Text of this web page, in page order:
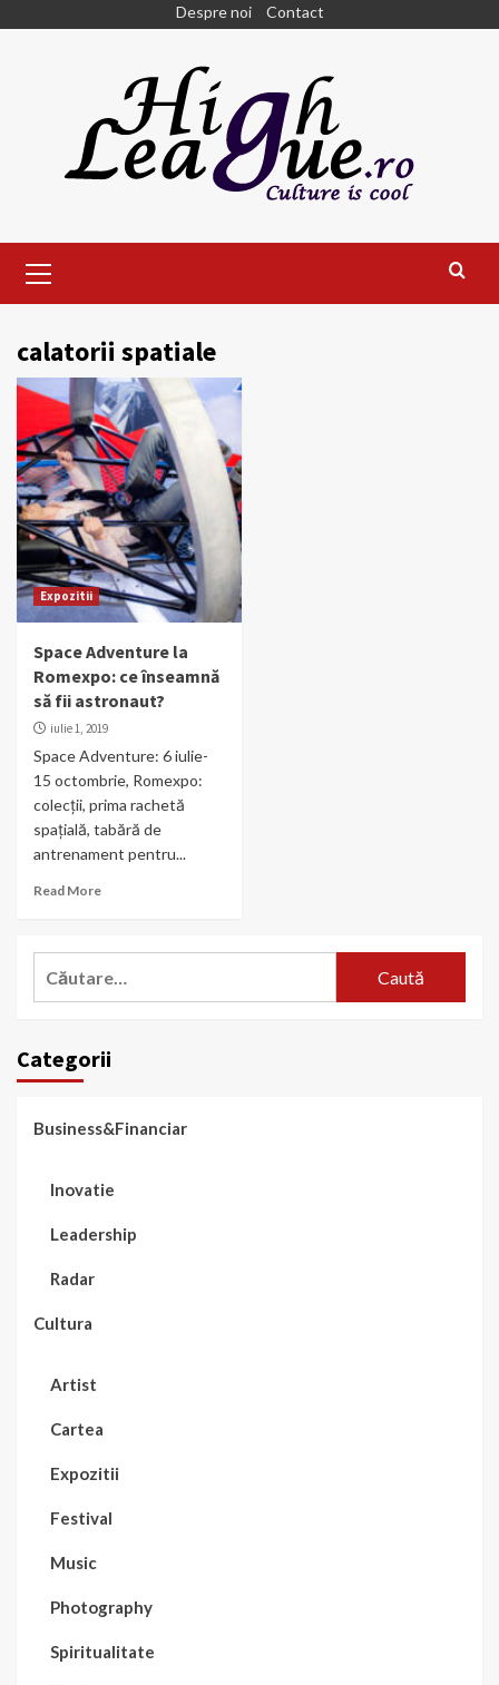
Despre noi Contact
Menu
calatorii spatiale
Expozitii
Space Adventure la
Romexpo: ce înseamnă
să fii astronaut?
iulie 1, 2019
Space Adventure: 6 iulie-
15 octombrie, Romexpo:
colecții, prima rachetă
spațială, tabără de
antrenament pentru...
Read More
Categorii
Business&Financiar
Inovatie
Leadership
Radar
Cultura
Artist
Cartea
Expozitii
Festival
Music
Photography
Spiritualitate